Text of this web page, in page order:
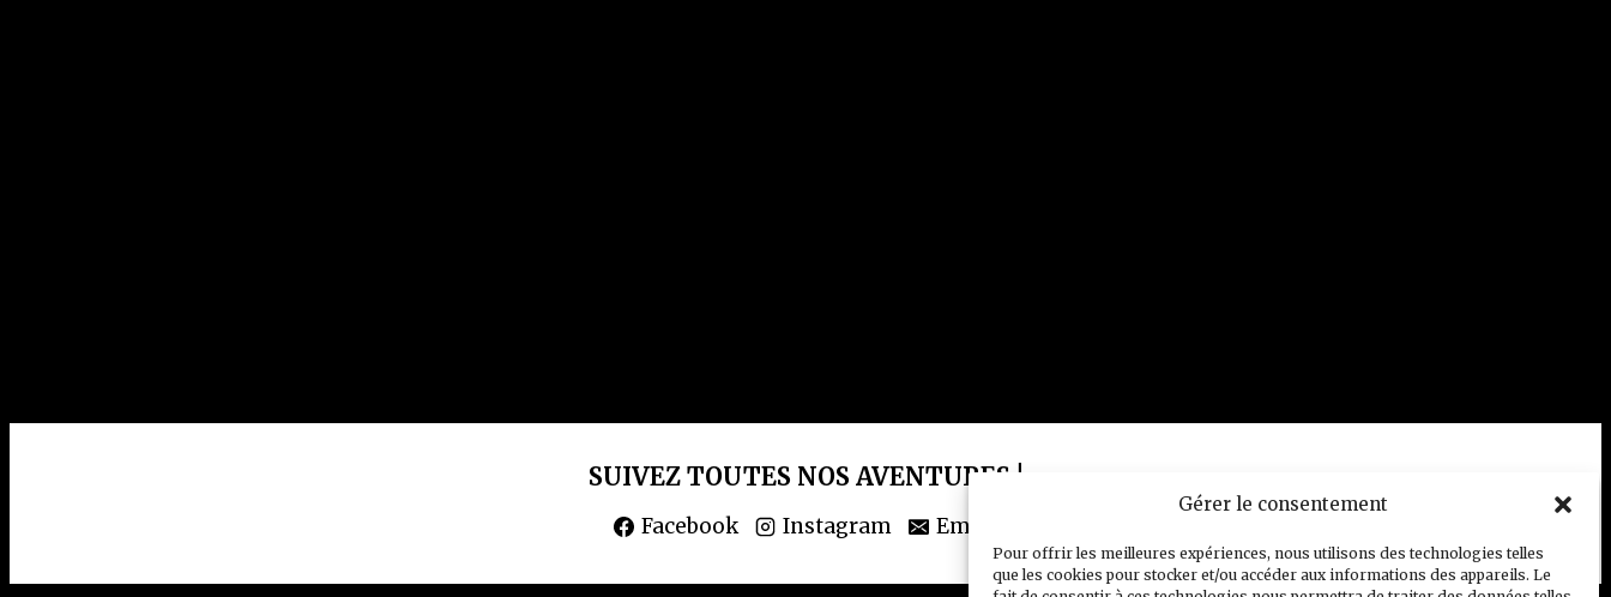
Gérer le consentement
Pour offrir les meilleures expériences, nous utilisons des technologies telles
que les cookies pour stocker et/ou accéder aux informations des appareils. Le
SUIVEZ TOUTES NOS AVENTURES !
Facebook Instagram Email